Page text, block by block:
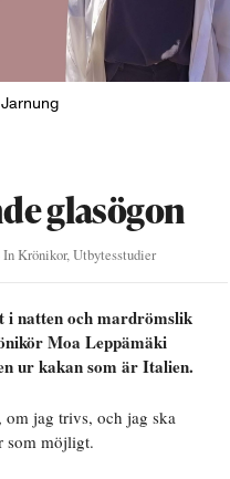
glasögon
In Krönikor,Utbytesstudier
i natten och mardrömslik
Moa Leppämäki
ur kakan som är Italien.
jag trivs, och jag ska
som möjligt.